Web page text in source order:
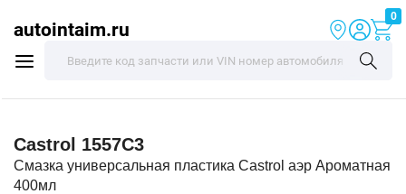
autointaim.ru
0
Castrol 1557C3
Смазка универсальная пластика Castrol аэр Ароматная
400мл